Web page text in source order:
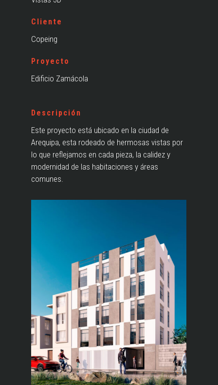
Cliente
Copeing
Proyecto
Edificio Zamácola
Descripción
Este proyecto está ubicado en la ciudad de
Arequipa, esta rodeado de hermosas vistas por
lo que reflejamos en cada pieza, la calidez y
modernidad de las habitaciones y áreas
comunes.